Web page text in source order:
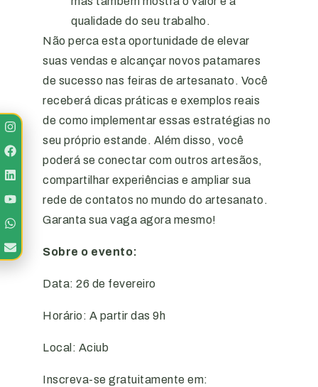
qualidade do seu trabalho.
Não perca esta oportunidade de elevar
suas vendas e alcançar novos patamares
de sucesso nas feiras de artesanato. Você
receberá dicas práticas e exemplos reais
de como implementar essas estratégias no
seu próprio estande. Além disso, você
poderá se conectar com outros artesãos,
compartilhar experiências e ampliar sua
rede de contatos no mundo do artesanato.
Garanta sua vaga agora mesmo!
Sobre o evento:
Data: 26 de fevereiro
Horário: A partir das 9h
Local: Aciub
Inscreva-se gratuitamente em: